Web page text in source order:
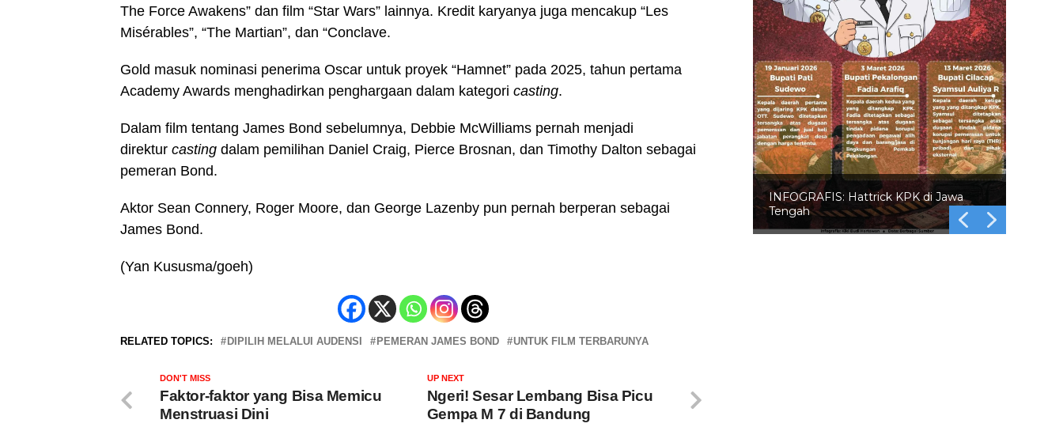
The Force Awakens” dan film “Star Wars” lainnya. Kredit karyanya juga mencakup “Les
Misérables”, “The Martian”, dan “Conclave.
​​​​​​​Gold masuk nominasi penerima Oscar untuk proyek “Hamnet” pada 2025, tahun pertama
Academy Awards menghadirkan penghargaan dalam kategori casting.
Dalam film tentang James Bond sebelumnya, Debbie McWilliams pernah menjadi
direktur casting dalam pemilihan Daniel Craig, Pierce Brosnan, dan Timothy Dalton sebagai
pemeran Bond.
Aktor Sean Connery, Roger Moore, dan George Lazenby pun pernah berperan sebagai
James Bond.
(Yan Kususma/goeh)
RELATED TOPICS: DIPILIH MELALUI AUDENSI PEMERAN JAMES BOND UNTUK FILM TERBARUNYA
UP NEXT
Ngeri! Sesar Lembang Bisa Picu
Gempa M 7 di Bandung
DON'T MISS
Faktor-faktor yang Bisa Memicu
Menstruasi Dini
INFOGRAFIS: 5 Anggota DPR
Dinonaktifkan